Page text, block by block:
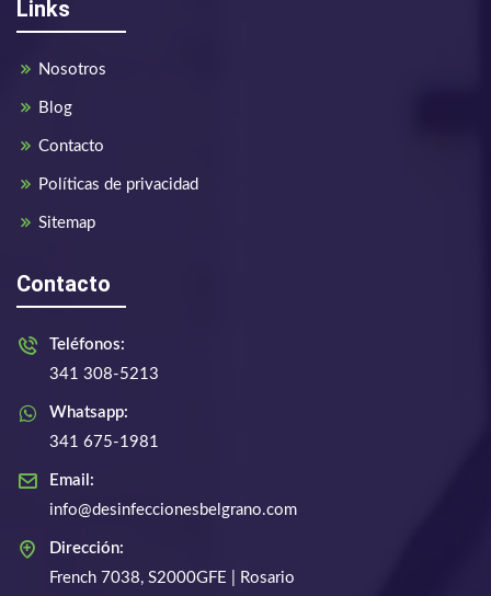
Links
Nosotros
Blog
Contacto
Políticas de privacidad
Sitemap
Contacto
Teléfonos:
341 308-5213
Whatsapp:
341 675-1981
Email:
info@desinfeccionesbelgrano.com
Dirección:
French 7038, S2000GFE | Rosario